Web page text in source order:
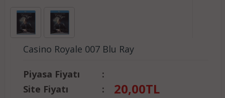
Casino Royale 007 Blu Ray
Piyasa Fiyatı
:
Site Fiyatı
: 20,00TL